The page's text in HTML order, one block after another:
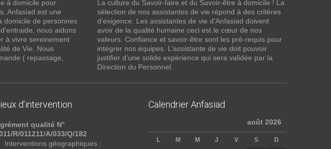
à domicile pour
Anfasiad est une
domicile de personnes
nous aidons
à vivre sereinement
de Vie. Nous
( repassage,
La culture du Savoir-faire et du Savoir-être à domicile ! La
sélection de nos assistantes de vie répond à des critères
d’exigence. Les assistantes de vie d'Anfasiad doivent
avoir de la qualité humaine ceci est le cœur de nos
valeurs. Confiance et savoir-être sont les pré-requis pour
intégrer nos équipes. L’assistante de vie doit pouvoir
justifier d’une solide expérience qui sera validée par la
Direction du Personnel.
d’intervention
qualité N°
R/011211/A/033/Q/182
Interventions géographiques :
Calendrier Anfasiad
août 2026
L M M J V S D